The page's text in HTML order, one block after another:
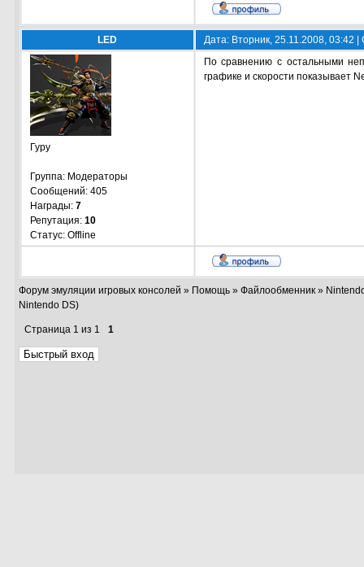
LED Дата: Вторник, 25.11.2008, 03:42
Гуру
Группа: Модераторы
Сообщений: 405
Награды: 7
Репутация: 10
Статус: Offline
По сравнению с остальными
графике и скорости показывает
Форум эмуляции игровых консолей » Помощь» Файлообменник»
Nintendo DS)
Страница 1 из 1 1